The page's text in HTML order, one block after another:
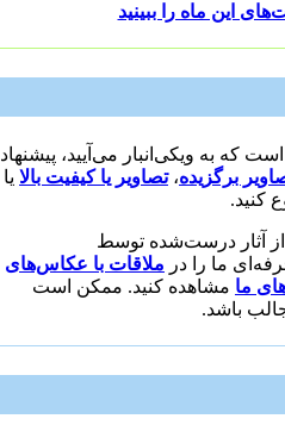
این ماه را ببینید
که به ویکی‌انبار می‌آیید، پیشنهاد
برگزیده،تصاویر یا کیفیت بالا یا
کنید.
آثار درست‌شده توسط
ما را در ملاقات با عکاس‌های
ما مشاهده کنید. ممکن است
باشد.